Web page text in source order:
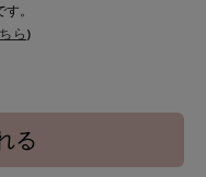
。
ら)
る